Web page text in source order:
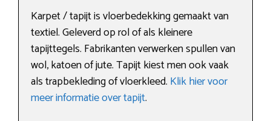
Karpet / tapijt is vloerbedekking gemaakt van
textiel. Geleverd op rol of als kleinere
tapijttegels. Fabrikanten verwerken spullen van
wol, katoen of jute. Tapijt kiest men ook vaak
als trapbekleding of vloerkleed. Klik hier voor
meer informatie over tapijt.